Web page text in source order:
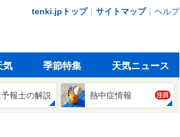
tenki.jpトップ｜ サイトマップ｜ ヘルプ
気 季節特集 天気ニュース
報士の解説 熱中症情報 注目